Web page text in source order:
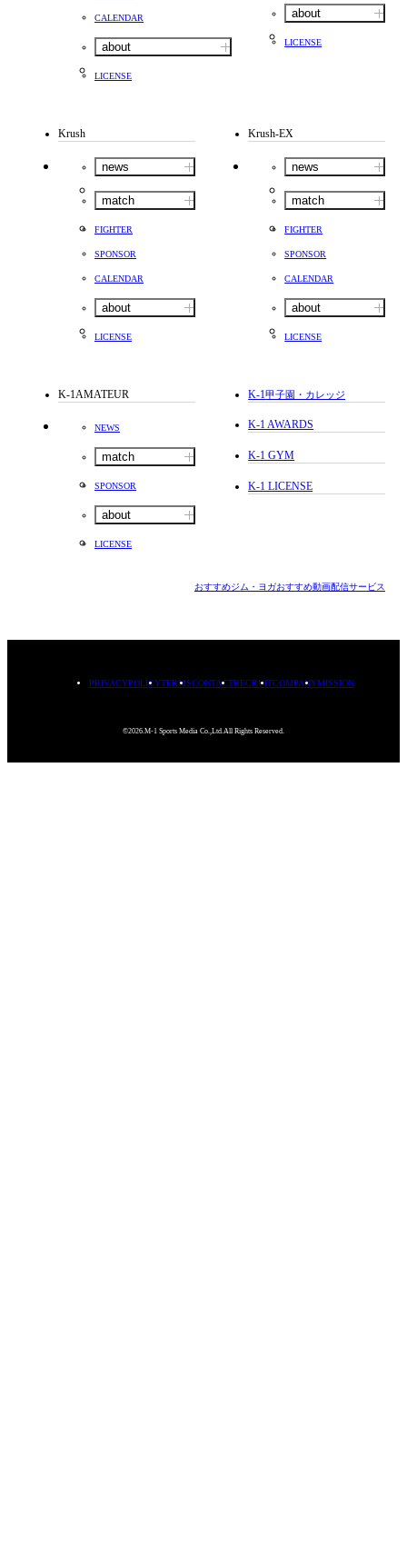
CALENDAR
about
LICENSE
about
LICENSE
Krush
news
match
FIGHTER
SPONSOR
CALENDAR
about
LICENSE
Krush-EX
news
match
FIGHTER
SPONSOR
CALENDAR
about
LICENSE
K-1AMATEUR
NEWS
match
SPONSOR
about
LICENSE
K-1甲子園・カレッジ
K-1 AWARDS
K-1 GYM
K-1 LICENSE
おすすめジム・ヨガおすすめ動画配信サービス
PRIVACYPOLICYTERMSCONTACTRECRUITCOMPANYMISSION
©2026.M-1 Sports Media Co.,Ltd.All Rights Reserved.